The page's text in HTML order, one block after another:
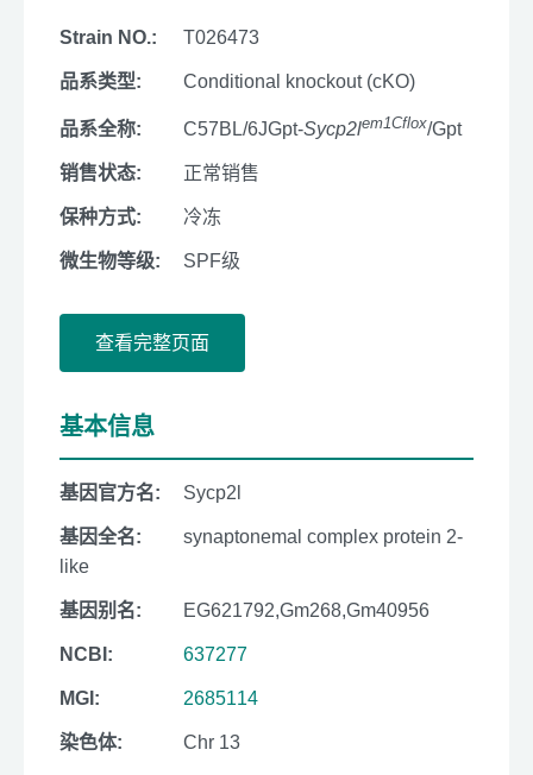
Strain NO.: T026473
品系类型: Conditional knockout (cKO)
品系全称: C57BL/6JGpt-Sycp2lem1Cflox/Gpt
销售状态: 正常销售
保种方式: 冷冻
微生物等级: SPF级
查看完整页面
基本信息
基因官方名: Sycp2l
基因全名:
synaptonemal complex protein 2-
like
基因别名: EG621792,Gm268,Gm40956
NCBI: 637277
MGI: 2685114
染色体: Chr 13